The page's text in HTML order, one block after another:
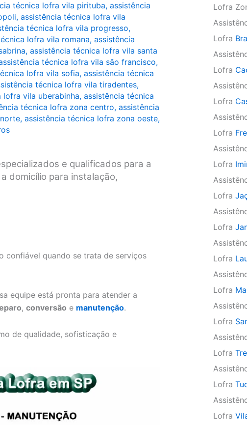
técnica lofra vila pirituba, assistência
, assistência técnica lofra vila
técnica lofra vila progresso,
lofra vila romana, assistência
, assistência técnica lofra vila santa
técnica lofra vila são francisco,
lofra vila sofia, assistência técnica
técnica lofra vila tiradentes,
lofra vila uberabinha, assistência técnica
técnica lofra zona centro, assistência
, assistência técnica lofra zona oeste,
e qualificados para a
domicílio para instalação,
confiável quando se trata de serviços
equipe está pronta para atender a
, conversão e manutenção.
de qualidade, sofisticação e
Lofra
Lofra
Lofra
Lofra
Lofra
Lofra
Lofra
Lofra
Lofra
Lofra
Lofra
Lofra
Lofra
Lofra